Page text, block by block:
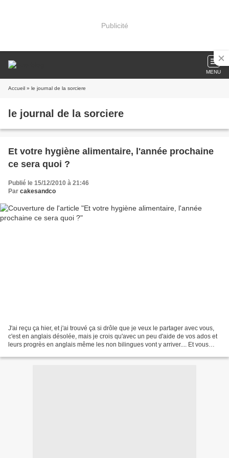
Publicité
MENU
Accueil » le journal de la sorciere
le journal de la sorciere
Et votre hygiène alimentaire, l'année prochaine
ce sera quoi ?
Publié le 15/12/2010 à 21:46
Par cakesandco
J'ai reçu ça hier, et j'ai trouvé ça si drôle que je veux le partager avec vous,
c'est en anglais désolée, mais je crois qu'avec un peu d'aide de vos ados et
leurs progrès en anglais même les non bilingues vont y arriver.... Et vous